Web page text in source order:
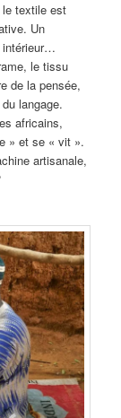
le textile est
Un
intérieur…
le tissu
de la pensée,
langage.
africains,
» et se « vit ».
artisanale,